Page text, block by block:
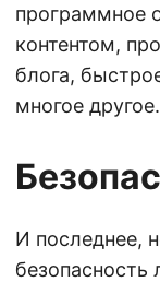
программное
контентом,
блога,
многое другое.
И последнее,
безопасность